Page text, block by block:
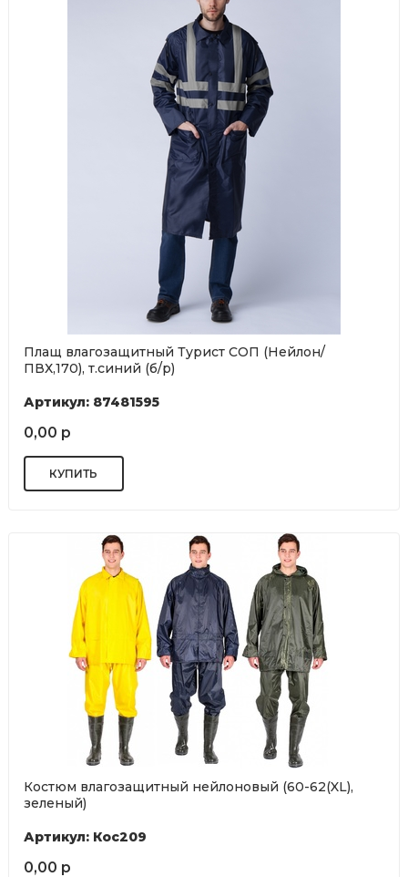
Плащ влагозащитный Турист СОП (Нейлон/
ПВХ,170), т.синий (б/р)
Артикул: 87481595
0,00 р
Костюм влагозащитный нейлоновый (60-62(XL),
зеленый)
Артикул: Кос209
0,00 р